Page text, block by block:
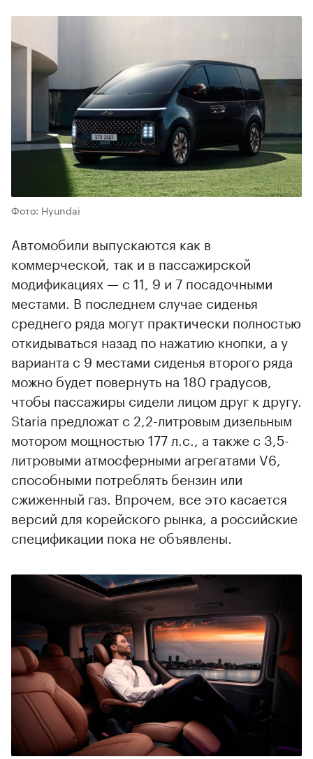
Фото: Hyundai
Автомобили выпускаются как в
коммерческой, так и в пассажирской
модификациях — с 11, 9 и 7 посадочными
местами. В последнем случае сиденья
среднего ряда могут практически полностью
откидываться назад по нажатию кнопки, а у
варианта с 9 местами сиденья второго ряда
можно будет повернуть на 180 градусов,
чтобы пассажиры сидели лицом друг к другу.
Staria предложат с 2,2-литровым дизельным
мотором мощностью 177 л.с., а также с 3,5-
литровыми атмосферными агрегатами V6,
способными потреблять бензин или
сжиженный газ. Впрочем, все это касается
версий для корейского рынка, а российские
спецификации пока не объявлены.